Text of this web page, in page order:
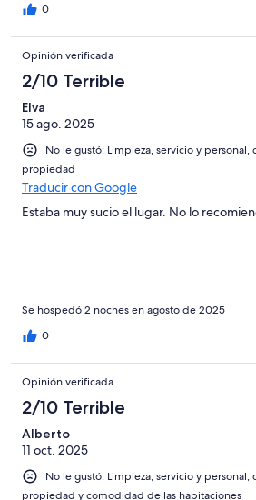
0
Opinión verificada
2/10 Terrible
Elva
15 ago. 2025
No le gustó: Limpieza, servicio y personal,
propiedad
Traducir con Google
Estaba muy sucio el lugar. No lo
Se hospedó 2 noches en agosto de 2025
0
Opinión verificada
2/10 Terrible
Alberto
11 oct. 2025
No le gustó: Limpieza, servicio y personal,
propiedad y comodidad de las habitaciones